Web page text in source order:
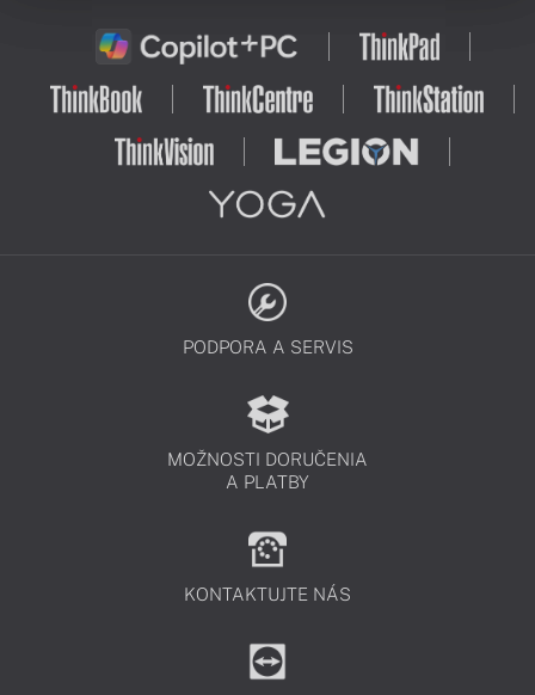
PODPORA A SERVIS
MOŽNOSTI DORUČENIA
A PLATBY
KONTAKTUJTE NÁS